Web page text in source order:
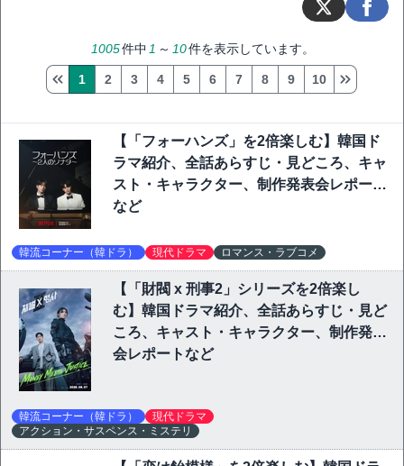
1005件中 1 ～ 10件を表示しています。
1 2 3 4 5 6 7 8 9 10
【「フォーハンズ」を2倍楽しむ】韓国ド
ラマ紹介、全話あらすじ・見どころ、キャ
スト・キャラクター、制作発表会レポート
など
韓流コーナー（韓ドラ） 現代ドラマ ロマンス・ラブコメ
【「財閥 x 刑事2」シリーズを2倍楽し
む】韓国ドラマ紹介、全話あらすじ・見ど
ころ、キャスト・キャラクター、制作発表
会レポートなど
韓流コーナー（韓ドラ）
現代ドラマ
アクション・サスペンス・ミステリ